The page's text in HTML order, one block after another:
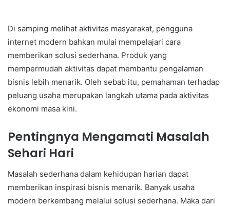
Di samping melihat aktivitas masyarakat, pengguna
internet modern bahkan mulai mempelajari cara
memberikan solusi sederhana. Produk yang
mempermudah aktivitas dapat membantu pengalaman
bisnis lebih menarik. Oleh sebab itu, pemahaman terhadap
peluang usaha merupakan langkah utama pada aktivitas
ekonomi masa kini.
Pentingnya Mengamati Masalah
Sehari Hari
Masalah sederhana dalam kehidupan harian dapat
memberikan inspirasi bisnis menarik. Banyak usaha
modern berkembang melalui solusi sederhana. Maka dari